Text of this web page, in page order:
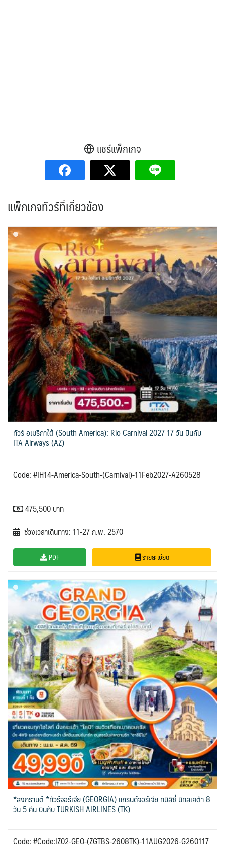
แชร์แพ็กเกจ
แพ็กเกจทัวร์ที่เกี่ยวข้อง
ทัวร์ อเมริกาใต้ (South America): Rio Carnival 2027 17 วัน บินกับ
ITA Airways (AZ)
Code: #IH14-America-South-(Carnival)-11Feb2027-A260528
475,500 บาท
ช่วงเวลาเดินทาง: 11-27 ก.พ. 2570
PDF รายละเอียด
*สงกรานต์ *ทัวร์จอร์เจีย (GEORGIA) แกรนด์จอร์เจีย ทบิลิซี่ มิทสเคต้า 8
วัน 5 คืน บินกับ TURKISH AIRLINES (TK)
Code: #Code:IZ02-GEO-(ZGTBS-2608TK)-11AUG2026-G260117